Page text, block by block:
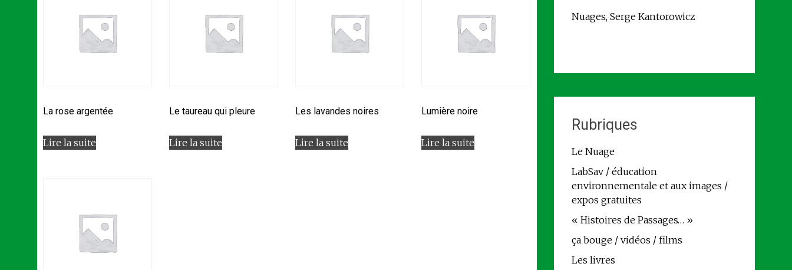
La rose argentée
Lire la suite
Le taureau qui pleure
Lire la suite
Les lavandes noires
Lire la suite
Lumière noire
Lire la suite
Nuages, Serge Kantorowicz
Rubriques
Le Nuage
LabSav / éducation
environnementale et aux images /
expos gratuites
« Histoires de Passages… »
ça bouge / vidéos / films
Les livres